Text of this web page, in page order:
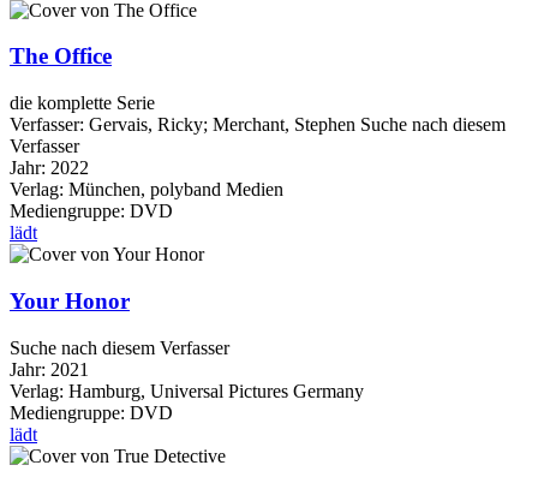
The Office
die komplette Serie
Verfasser: Gervais, Ricky; Merchant, Stephen Suche nach diesem
Verfasser
Jahr: 2022
Verlag: München, polyband Medien
Mediengruppe: DVD
lädt
Your Honor
Suche nach diesem Verfasser
Jahr: 2021
Verlag: Hamburg, Universal Pictures Germany
Mediengruppe: DVD
lädt